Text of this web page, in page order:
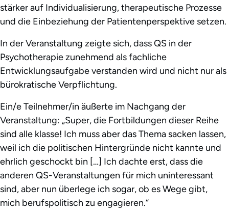
stärker auf Individualisierung, therapeutische Prozesse
und die Einbeziehung der Patientenperspektive setzen.
In der Veranstaltung zeigte sich, dass QS in der
Psychotherapie zunehmend als fachliche
Entwicklungsaufgabe verstanden wird und nicht nur als
bürokratische Verpflichtung.
Ein/e Teilnehmer/in äußerte im Nachgang der
Veranstaltung: „Super, die Fortbildungen dieser Reihe
sind alle klasse! Ich muss aber das Thema sacken lassen,
weil ich die politischen Hintergründe nicht kannte und
ehrlich geschockt bin […] Ich dachte erst, dass die
anderen QS-Veranstaltungen für mich uninteressant
sind, aber nun überlege ich sogar, ob es Wege gibt,
mich berufspolitisch zu engagieren.“